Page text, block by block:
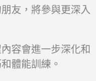
友，將參與更深入
容會進一步深化和
體能訓練。